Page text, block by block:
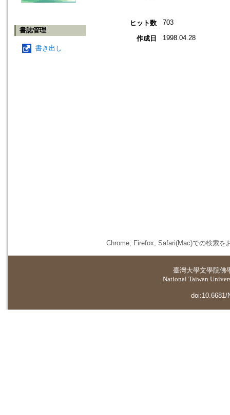
書誌管理
書き出し
ヒット数 703
作成日 1998.04.28
Chrome, Firefox, Safari(Mac)での検索を
臺灣大學文學院佛
National Taiwan
doi:10.6681/